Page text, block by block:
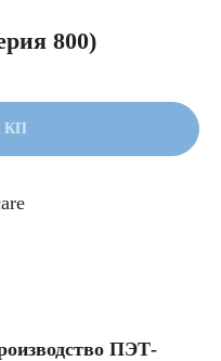
800)
КП
ПЭТ-